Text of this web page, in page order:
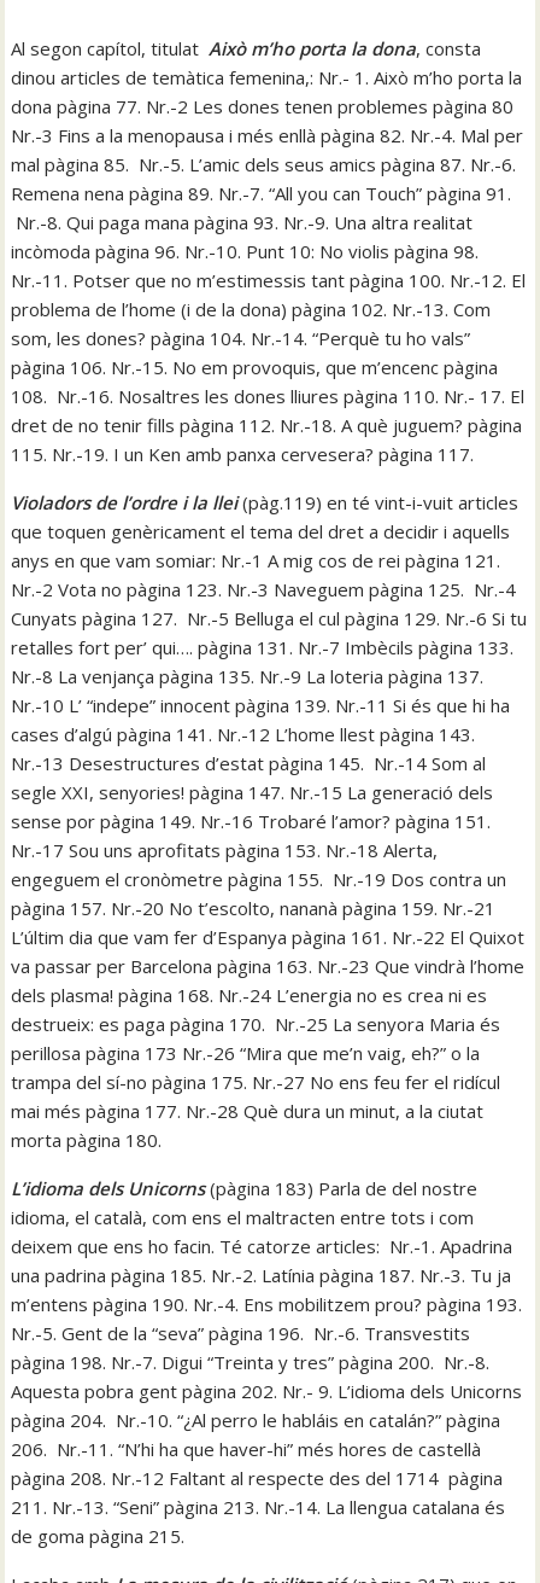
Al segon capítol, titulatAixò m’ho porta la dona, consta
dinou articles de temàtica femenina,: Nr.- 1. Això m’ho porta la
dona pàgina 77. Nr.-2 Les dones tenen problemes pàgina 80
Nr.-3 Fins a la menopausa i més enllà pàgina 82. Nr.-4. Mal per
mal pàgina 85. Nr.-5. L’amic dels seus amics pàgina 87. Nr.-6.
Remena nena pàgina 89. Nr.-7. “All you can Touch” pàgina 91.
Nr.-8. Qui paga mana pàgina 93. Nr.-9. Una altra realitat
incòmoda pàgina 96. Nr.-10. Punt 10: No violis pàgina 98.
Nr.-11. Potser que no m’estimessis tant pàgina 100. Nr.-12. El
problema de l’home (i de la dona) pàgina 102. Nr.-13. Com
som, les dones? pàgina 104. Nr.-14. “Perquè tu ho vals”
pàgina 106. Nr.-15. No em provoquis, que m’encenc pàgina
108. Nr.-16. Nosaltres les dones lliures pàgina 110. Nr.- 17. El
dret de no tenir fills pàgina 112. Nr.-18. A què juguem? pàgina
115. Nr.-19. I un Ken amb panxa cervesera? pàgina 117.
Violadors de l’ordre i la llei(pàg.119) en té vint-i-vuit articles
que toquen genèricament el tema del dret a decidir i aquells
anys en que vam somiar: Nr.-1 A mig cos de rei pàgina 121.
Nr.-2 Vota no pàgina 123. Nr.-3 Naveguem pàgina 125. Nr.-4
Cunyats pàgina 127. Nr.-5 Belluga el cul pàgina 129. Nr.-6 Si tu
retalles fort per’ qui…. pàgina 131. Nr.-7 Imbècils pàgina 133.
Nr.-8 La venjança pàgina 135. Nr.-9 La loteria pàgina 137.
Nr.-10 L’ “indepe” innocent pàgina 139. Nr.-11 Si és que hi ha
cases d’algú pàgina 141. Nr.-12 L’home llest pàgina 143.
Nr.-13 Desestructures d’estat pàgina 145. Nr.-14 Som al
segle XXI, senyories! pàgina 147. Nr.-15 La generació dels
sense por pàgina 149. Nr.-16 Trobaré l’amor? pàgina 151.
Nr.-17 Sou uns aprofitats pàgina 153. Nr.-18 Alerta,
engeguem el cronòmetre pàgina 155. Nr.-19 Dos contra un
pàgina 157. Nr.-20 No t’escolto, nananà pàgina 159. Nr.-21
L’últim dia que vam fer d’Espanya pàgina 161. Nr.-22 El Quixot
va passar per Barcelona pàgina 163. Nr.-23 Que vindrà l’home
dels plasma! pàgina 168. Nr.-24 L’energia no es crea ni es
destrueix: es paga pàgina 170. Nr.-25 La senyora Maria és
perillosa pàgina 173 Nr.-26 “Mira que me’n vaig, eh?” o la
trampa del sí-no pàgina 175. Nr.-27 No ens feu fer el ridícul
mai més pàgina 177. Nr.-28 Què dura un minut, a la ciutat
morta pàgina 180.
L’idioma dels Unicorns(pàgina 183) Parla de del nostre
idioma, el català, com ens el maltracten entre tots i com
deixem que ens ho facin. Té catorze articles: Nr.-1. Apadrina
una padrina pàgina 185. Nr.-2. Latínia pàgina 187. Nr.-3. Tu ja
m’entens pàgina 190. Nr.-4. Ens mobilitzem prou? pàgina 193.
Nr.-5. Gent de la “seva” pàgina 196. Nr.-6. Transvestits
pàgina 198. Nr.-7. Digui “Treinta y tres” pàgina 200. Nr.-8.
Aquesta pobra gent pàgina 202. Nr.- 9. L’idioma dels Unicorns
pàgina 204. Nr.-10. “¿Al perro le habláis en catalán?” pàgina
206. Nr.-11. “N’hi ha que haver-hi” més hores de castellà
pàgina 208. Nr.-12 Faltant al respecte des del 1714 pàgina
211. Nr.-13. “Seni” pàgina 213. Nr.-14. La llengua catalana és
de goma pàgina 215.